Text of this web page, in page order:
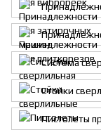
Система
Стойки
Пистолеты